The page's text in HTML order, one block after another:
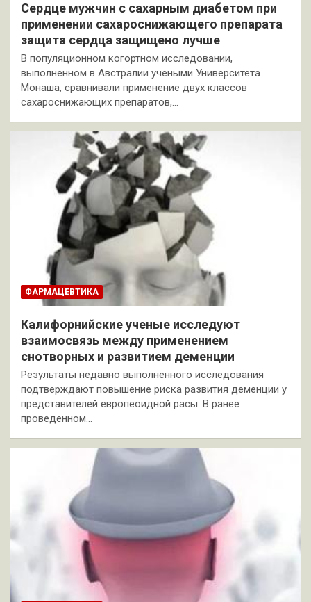
Сердце мужчин с сахарным диабетом при
применении сахароснижающего препарата
защита сердца защищено лучше
В популяционном когортном исследовании,
выполненном в Австралии учеными Университета
Монаша, сравнивали применение двух классов
сахароснижающих препаратов,…
ФАРМАЦЕВТИКА
Калифорнийские ученые исследуют
взаимосвязь между применением
снотворных и развитием деменции
Результаты недавно выполненного исследования
подтверждают повышение риска развития деменции у
представителей европеоидной расы. В ранее
проведенном…